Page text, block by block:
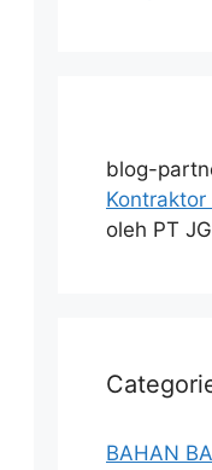
blog-
oleh PT
BAHAN